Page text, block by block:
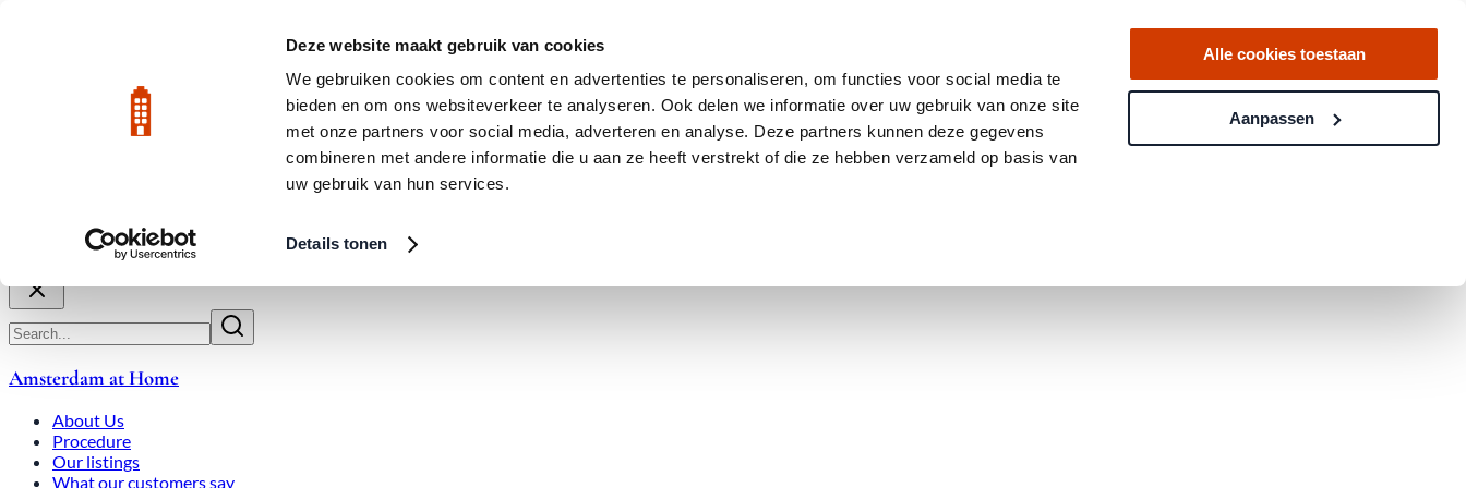
Deze website maakt gebruik van cookies
We gebruiken cookies om content en advertenties te personaliseren, om functies voor social media te
bieden en om ons websiteverkeer te analyseren. Ook delen we informatie over uw gebruik van onze site
met onze partners voor social media, adverteren en analyse. Deze partners kunnen deze gegevens
combineren met andere informatie die u aan ze heeft verstrekt of die ze hebben verzameld op basis van
uw gebruik van hun services.
Details tonen
Alle cookies toestaan
Aanpassen
City Center: Average price per square meter €9,639 in July 2026
Amsterdam at Home
About Us
Procedure
Our listings
What our customers say